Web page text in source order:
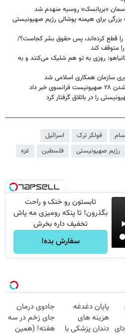
برای هیمنه پوشالی رژیم صهیونیستی
را قطع کرده‌اند، پس حقوق بشر کجاست؟/
متوقف کند
روزی به تو هم شلیک می‌کنند و به
سازمان همکاری اسلامی شد
خبر داد
را در باتلاق گرفتار کرد
فولکر ترک
اسرائیل
رژیم صهیونیستی فلسطین غزه
تابستون رو خنک و راحت
بگذرون! تا پنکه رومیزی مه پاش
تخفیف داره بخرش
سفارش بده!
پایان دغدغه
هزینه های
دندان پزشکی با
جادوی درمان
جای زخم در سه
هفته! (همین